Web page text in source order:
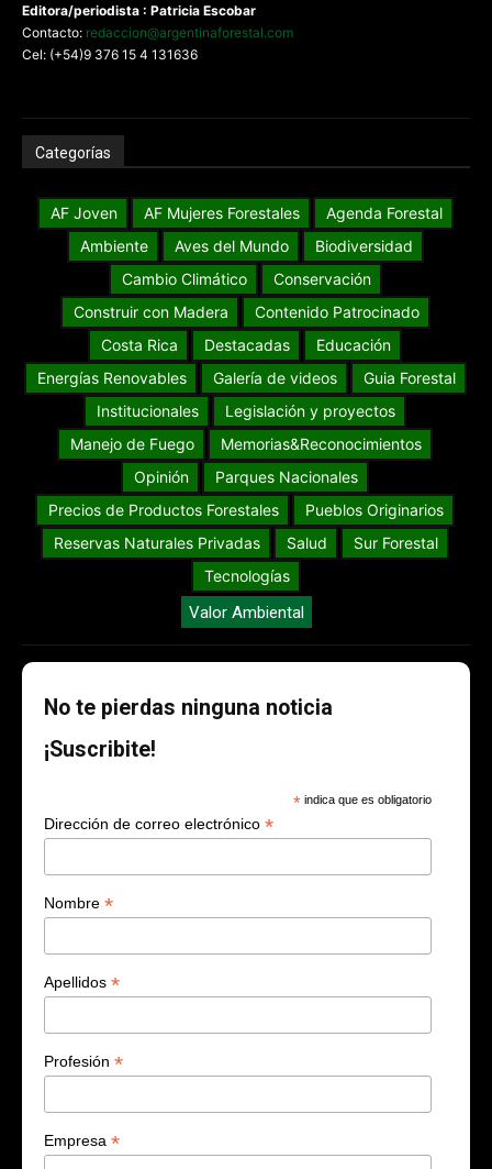
Editora/periodista : Patricia Escobar
Contacto: redaccion@argentinaforestal.com
Cel: (+54)9 376 15 4 131636
Categorías
AF Joven AF Mujeres Forestales
Agenda Forestal
Ambiente
Aves del Mundo
Biodiversidad
Cambio Climático
Conservación
Construir con Madera
Contenido Patrocinado
Costa Rica
Destacadas
Educación
Energías Renovables
Galería de videos
Guia Forestal
Institucionales
Legislación y proyectos
Manejo de Fuego
Memorias&Reconocimientos
Opinión
Parques Nacionales
Precios de Productos Forestales
Pueblos Originarios
Reservas Naturales Privadas
Salud
Sur Forestal
Tecnologías
Valor Ambiental
No te pierdas ninguna noticia
¡Suscribite!
* indica que es obligatorio
Dirección de correo electrónico *
Nombre *
Apellidos *
Profesión *
Empresa *